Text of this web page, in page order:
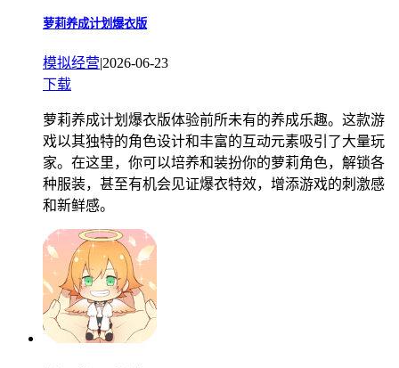
萝莉养成计划爆衣版
模拟经营|2026-06-23
下载
萝莉养成计划爆衣版体验前所未有的养成乐趣。这款游
戏以其独特的角色设计和丰富的互动元素吸引了大量玩
家。在这里，你可以培养和装扮你的萝莉角色，解锁各
种服装，甚至有机会见证爆衣特效，增添游戏的刺激感
和新鲜感。